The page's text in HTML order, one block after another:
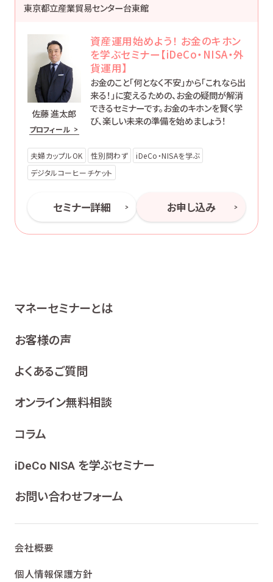
東京都立産業貿易センター台東館
佐藤 進太郎
プロフィール
資産運用始めよう！ お金のキホン
を学ぶセミナー【iDeCo・NISA・外
貨運用】
お金のこと「何となく不安」から「これなら出
来る！」に変えるための、お金の疑問が解消
できるセミナーです。お金のキホンを賢く学
び、楽しい未来の準備を始めましょう！
夫婦カップルOK 性別問わず
iDeCo・NISAを学ぶ
デジタルコーヒーチケット
セミナー詳細 お申し込み
マネーセミナーとは
お客様の声
よくあるご質問
オンライン無料相談
コラム
iDeCo NISA を学ぶセミナー
お問い合わせフォーム
会社概要
個人情報保護方針